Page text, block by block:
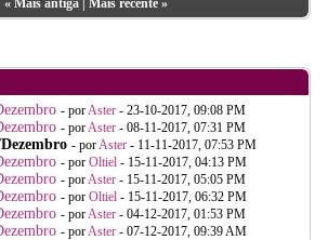
« Mais antiga| Mais recente»
- porAster - 23-10-2017, 09:08 PM
- porAster - 08-11-2017, 07:31 PM
- porAster - 11-11-2017, 07:53 PM
- por Oltiel - 15-11-2017, 04:13 PM
- porAster - 15-11-2017, 05:05 PM
- por Oltiel - 15-11-2017, 06:32 PM
- porAster - 04-12-2017, 01:53 PM
- porAster - 07-12-2017, 09:39 AM